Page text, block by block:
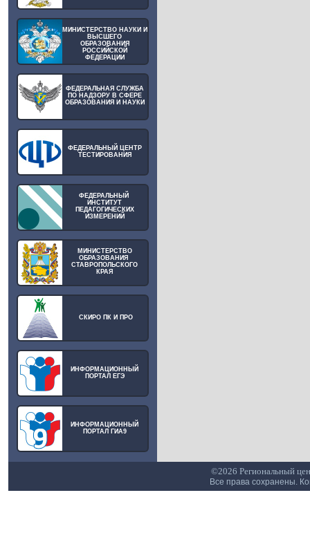
МИНИСТЕРСТВО НАУКИ И
ВЫСШЕГО
ОБРАЗОВАНИЯ
РОССИЙСКОЙ
ФЕДЕРАЦИИ
ФЕДЕРАЛЬНАЯ СЛУЖБА
ПО НАДЗОРУ В СФЕРЕ
ОБРАЗОВАНИЯ И НАУКИ
ФЕДЕРАЛЬНЫЙ ЦЕНТР
ТЕСТИРОВАНИЯ
ФЕДЕРАЛЬНЫЙ
ИНСТИТУТ
ПЕДАГОГИЧЕСКИХ
ИЗМЕРЕНИЙ
МИНИСТЕРСТВО
ОБРАЗОВАНИЯ
СТАВРОПОЛЬСКОГО
КРАЯ
СКИРО ПК И ПРО
ИНФОРМАЦИОННЫЙ
ПОРТАЛ ЕГЭ
ИНФОРМАЦИОННЫЙ
ПОРТАЛ ГИА9
©2026 Региональный
Все права сохранены.